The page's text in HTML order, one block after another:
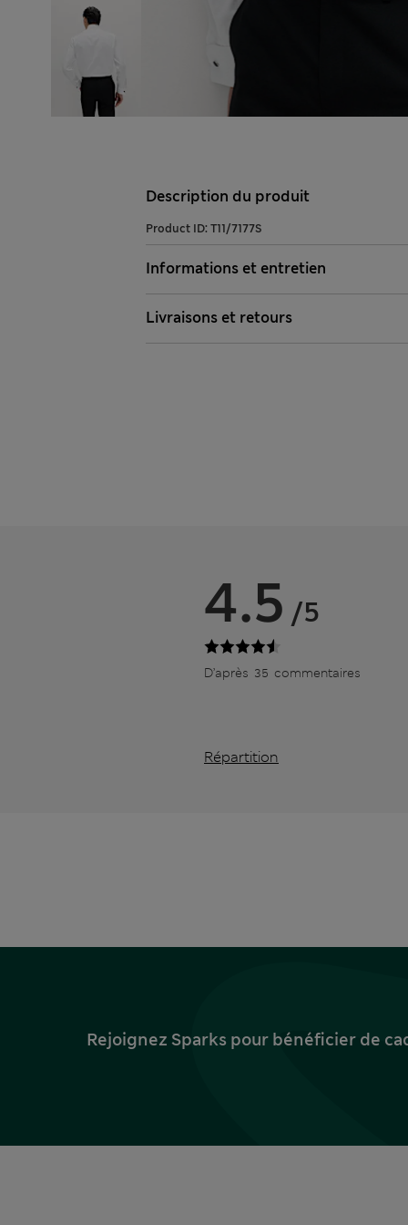
Description du produit
Product ID: T11/7177S
Informations et entretien
Livraisons et retours
4.5 /5
D’après 35 commentaires
Répartition
Rejoignez Sparks pour bénéficier de